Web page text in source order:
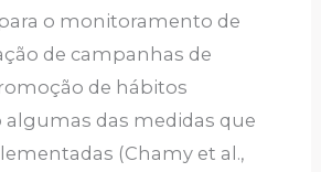
o monitoramento de
de campanhas de
de hábitos
algumas das medidas que
(Chamy et al.,